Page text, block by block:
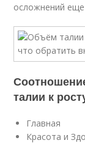
осложнений
талии к
Главная
Красота и